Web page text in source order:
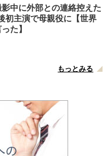
中に外部との連絡控えた
初主演で母親役に【世界
た】
もっとみる